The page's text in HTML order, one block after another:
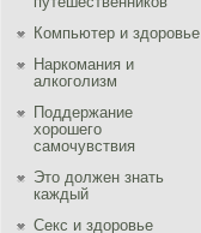
Компьютер и здоровье
Наркомания и
алкоголизм
Поддержание
хорошего
самочувствия
Это должен знать
каждый
Секс и здоровье